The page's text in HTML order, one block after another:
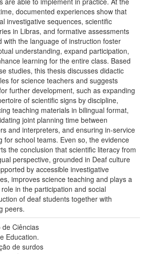
documented experiences show that
investigative sequences, scientific
in Libras, and formative assessments
with the language of instruction foster
understanding, expand participation,
learning for the entire class. Based
studies, this thesis discusses didactic
for science teachers and suggests
further development, such as expanding
of scientific signs by discipline,
teaching materials in bilingual format,
joint planning time between
and interpreters, and ensuring in-service
for school teams. Even so, the evidence
the conclusion that scientific literacy from
perspective, grounded in Deaf culture
by accessible investigative
improves science teaching and plays a
in the participation and social
of deaf students together with
peers.
de Ciências
Education.
de surdos